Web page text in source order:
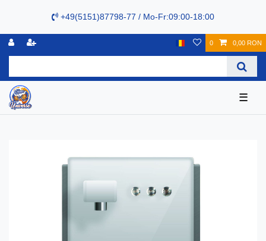
+49(5151)87798-77 / Mo-Fr:09:00-18:00
0 0,00 RON
☰